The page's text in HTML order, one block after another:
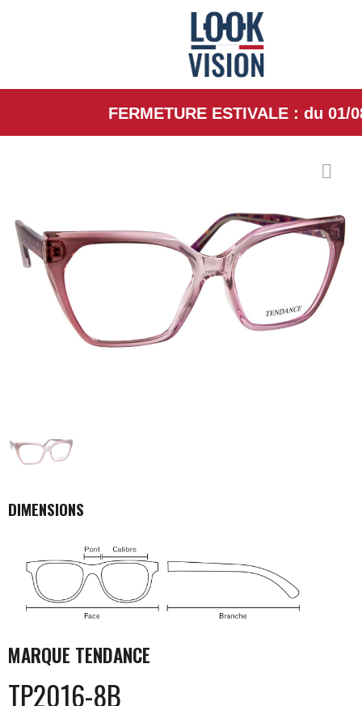
FERMETURE ESTIVALE : du 01/08/
DIMENSIONS
MARQUE TENDANCE
TP2016-8B